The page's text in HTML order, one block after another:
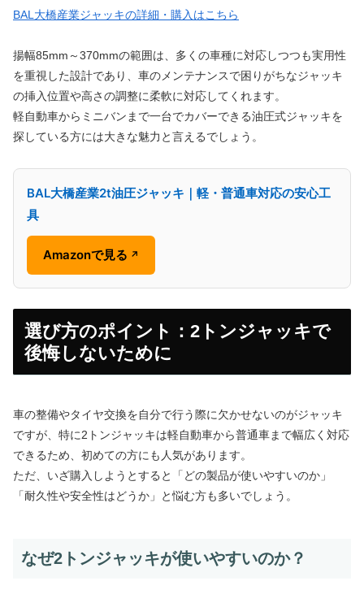
BAL大橋産業ジャッキの詳細・購入はこちら
揚幅85mm～370mmの範囲は、多くの車種に対応しつつも実用性
を重視した設計であり、車のメンテナンスで困りがちなジャッキ
の挿入位置や高さの調整に柔軟に対応してくれます。
軽自動車からミニバンまで一台でカバーできる油圧式ジャッキを
探している方には大きな魅力と言えるでしょう。
BAL大橋産業2t油圧ジャッキ｜軽・普通車対応の安心工
具
Amazonで見る ↗
選び方のポイント：2トンジャッキで
後悔しないために
車の整備やタイヤ交換を自分で行う際に欠かせないのがジャッキ
ですが、特に2トンジャッキは軽自動車から普通車まで幅広く対応
できるため、初めての方にも人気があります。
ただ、いざ購入しようとすると「どの製品が使いやすいのか」
「耐久性や安全性はどうか」と悩む方も多いでしょう。
なぜ2トンジャッキが使いやすいのか？